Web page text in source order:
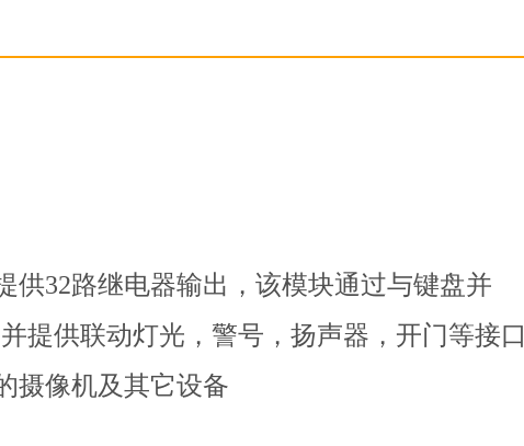
供32路继电器输出，该模块通过与键盘并
提供联动灯光，警号，扬声器，开门等接口
摄像机及其它设备